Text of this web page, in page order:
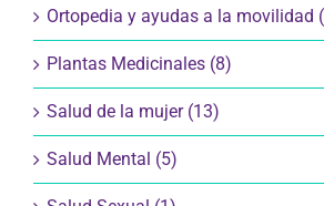
Ortopedia y ayudas a la movilidad
Plantas Medicinales (8)
Salud de la mujer (13)
Salud Mental (5)